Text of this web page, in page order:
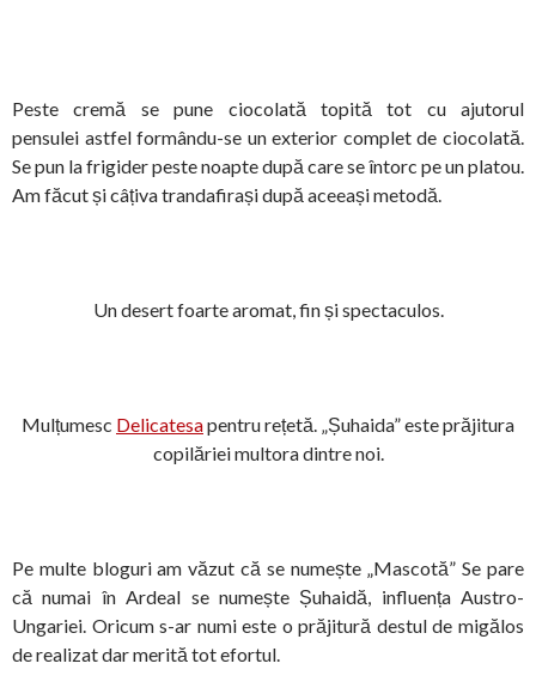
Peste cremă se pune ciocolată topită tot cu ajutorul
pensulei astfel formându-se un exterior complet de ciocolată.
Se pun la frigider peste noapte după care se întorc pe un platou.
Am făcut și câțiva trandafirași după aceeași metodă.
Un desert foarte aromat, fin și spectaculos.
Mulțumesc Delicatesapentru rețetă. „Șuhaida” este prăjitura
copilăriei multora dintre noi.
Pe multe bloguri am văzut că se numește „Mascotă” Se pare
că numai în Ardeal se numește Șuhaidă, influența Austro-
Ungariei. Oricum s-ar numi este o prăjitură destul de migălos
de realizat dar merită tot efortul.